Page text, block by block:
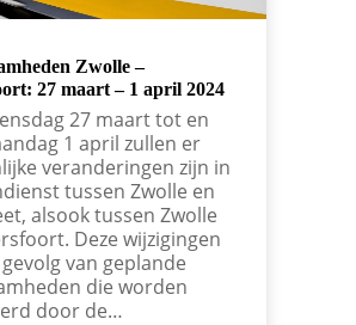
Zwolle –
27 maart – 1 april 2024
27 maart tot en
1 april zullen er
veranderingen zijn in
tussen Zwolle en
alsook tussen Zwolle
Deze wijzigingen
van geplande
die worden
door de…